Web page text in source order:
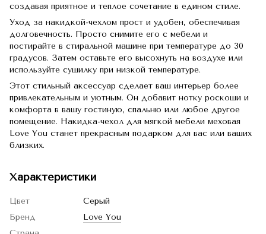
создавая приятное и теплое сочетание в едином стиле.
Уход за накидкой-чехлом прост и удобен, обеспечивая
долговечность. Просто снимите его с мебели и
постирайте в стиральной машине при температуре до 30
градусов. Затем оставьте его высохнуть на воздухе или
используйте сушилку при низкой температуре.
Этот стильный аксессуар сделает ваш интерьер более
привлекательным и уютным. Он добавит нотку роскоши и
комфорта в вашу гостиную, спальню или любое другое
помещение. Накидка-чехол для мягкой мебели меховая
Love You станет прекрасным подарком для вас или ваших
близких.
Характеристики
Цвет
Серый
Бренд
Love You